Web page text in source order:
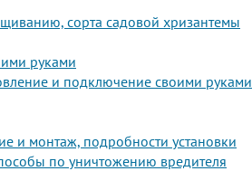
сорта садовой хризантемы
руками
и подключение своими руками
и монтаж, подробности установки
по уничтожению вредителя